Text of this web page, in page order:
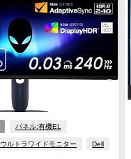
パネル:有機EL
ウルトラワイドモニター Dell